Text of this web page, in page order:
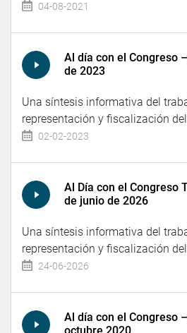
04-08-2021
Al día con el Congreso
de 2023
Una síntesis informativa del
representación y fiscalización
02-02-2023
Al Día con el Congreso
de junio de 2026
Una síntesis informativa del
representación y fiscalización
24-06-2026
Al día con el Congreso